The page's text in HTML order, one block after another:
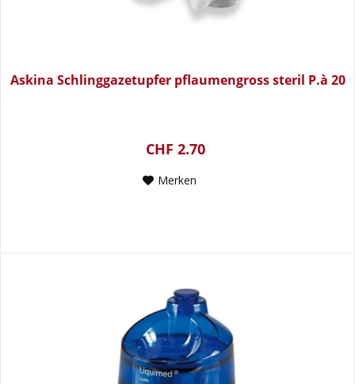
Askina Schlinggazetupfer pflaumengross steril P.à 20
CHF 2.70
Merken